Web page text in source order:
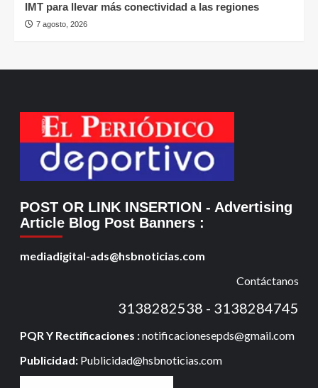
IMT para llevar más conectividad a las regiones
7 agosto, 2026
POST OR LINK INSERTION - Advertising
Article Blog Post Banners :
mediadigital-ads@hsbnoticias.com
Contáctanos
3138282538 - 3138284745
PQR Y Rectificaciones :notificacionesepds@gmail.com
Publicidad: Publicidad@hsbnoticias.com